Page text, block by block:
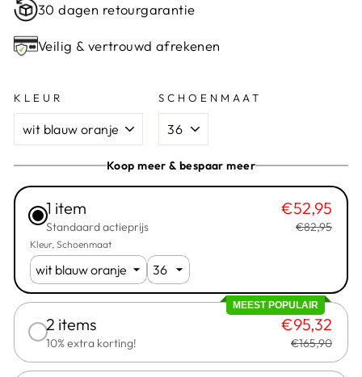
30 dagen retourgarantie
Veilig & vertrouwd afrekenen
KLEUR SCHOENMAAT
Koop meer & bespaar meer
1 item
Standaard actieprijs
€52,95
€82,95
Kleur Schoenmaat
MEEST POPULAIR
2 items
10% extra korting!
€95,32
€165,90